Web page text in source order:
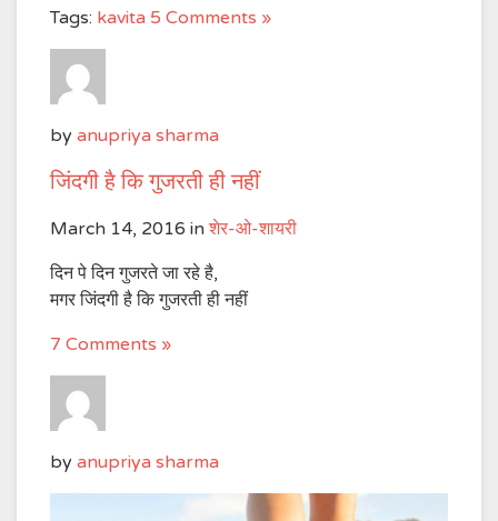
Tags: kavita 5 Comments »
by anupriya sharma
जिंदगी है कि गुजरती ही नहीं
March 14, 2016 in शेर-ओ-शायरी
दिन पे दिन गुजरते जा रहे है,
मगर जिंदगी है कि गुजरती ही नहीं
7 Comments »
by anupriya sharma